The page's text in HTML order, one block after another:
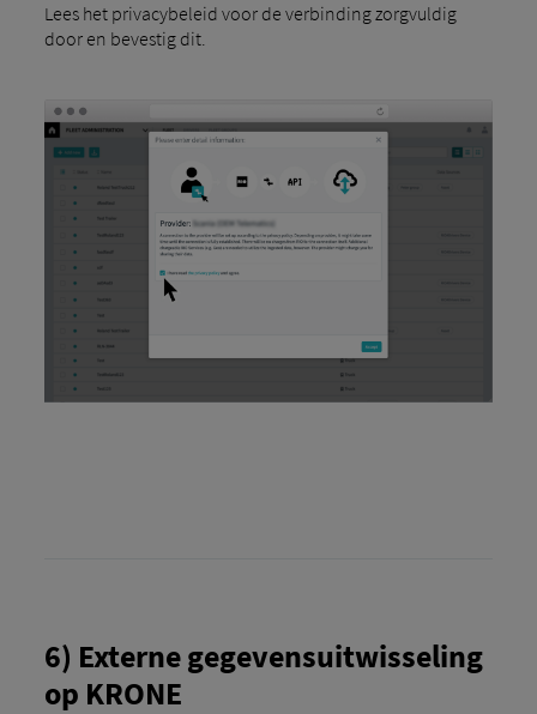
Lees het privacybeleid voor de verbinding zorgvuldig
door en bevestig dit.
6) Externe gegevensuitwisseling
op KRONE